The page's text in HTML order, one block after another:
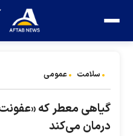
سلامت عمومی
گیاهی معطر که «عفونت
درمان می‌کند